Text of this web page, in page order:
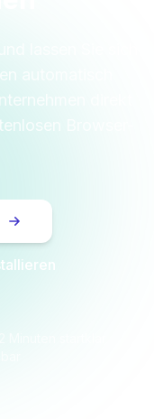
lassen Sie sich
automatisch
direkt
Browser-